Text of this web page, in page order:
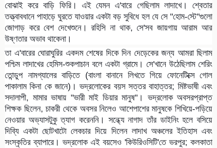
বোঝাই করে বাড়ি ফিরি। এই যেমন এ'বারে গেছিলাম লাদাখে। শ্বেতার
তত্ত্বাবধানে পাহাড়ে ঘুরতে যাওয়ার একটা বড় সুবিধে হল যে সে "হোম-স্টে"গুলো
জোগাড় করে বেশ দেখেশুনে। রহিসি না থাক, সে'সব জায়গায় আরাম আর
উষ্ণতার অভাব থাকেনা।
তা এ'বারের ঘোরাঘুরির একদম শেষের দিকে দিন দেড়েকের জন্য আমরা ছিলাম
পশ্চিম লাদাখের হেমিস-শুকপাচান বলে একটা গ্রামে। সে'খানে উঠেছিলাম শেরিং
তোন্ডুপ নামগ্যালের বাড়িতে (বাংলা বানানে লিখতে গিয়ে ফোনেটিক্সে গোল
পাকালাম কিনা কে জানে)। ভদ্রলোকের বয়স সত্তর বাহাত্তর; মিষ্টভাষী এবং
সদালাপী, মামার ভাষায় "ভারী মাই ডিয়ার মানুষ"। ভদ্রলোক অবসরপ্রাপ্ত
শিক্ষক ছিলেন, চাকরী থেকে অবসর নিলেও আশেপাশের মানুষকে শিখিয়ে-পড়িয়ে
নেওয়ার অভ্যাসটুকু ত্যাগ করেননি। সন্ধ্যে নাগাদ তাঁর ডাইনিং হলে বসিয়ে
দিব্যি একটা ছোটখাটো লেকচার দিয়ে দিলেন লাদাখ অঞ্চলের ইতিহাস এবং
সংস্কৃতির ব্যাপারে। ভদ্রলোক এই বয়সেও 'কিউরিওসিটি'তে ভরপুর; কলকাতা